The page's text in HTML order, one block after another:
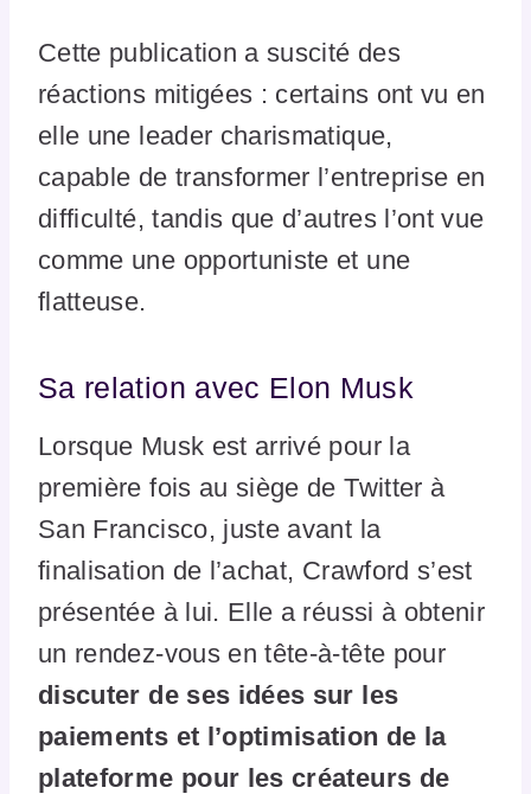
Cette publication a suscité des
réactions mitigées : certains ont vu en
elle une leader charismatique,
capable de transformer l’entreprise en
difficulté, tandis que d’autres l’ont vue
comme une opportuniste et une
flatteuse.
Sa relation avec Elon Musk
Lorsque Musk est arrivé pour la
première fois au siège de Twitter à
San Francisco, juste avant la
finalisation de l’achat, Crawford s’est
présentée à lui. Elle a réussi à obtenir
un rendez-vous en tête-à-tête pour
discuter de ses idées sur les
paiements et l’optimisation de la
plateforme pour les créateurs de